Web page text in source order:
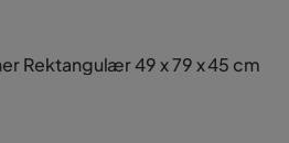
Rektangulær 49 x 79 x 45 cm